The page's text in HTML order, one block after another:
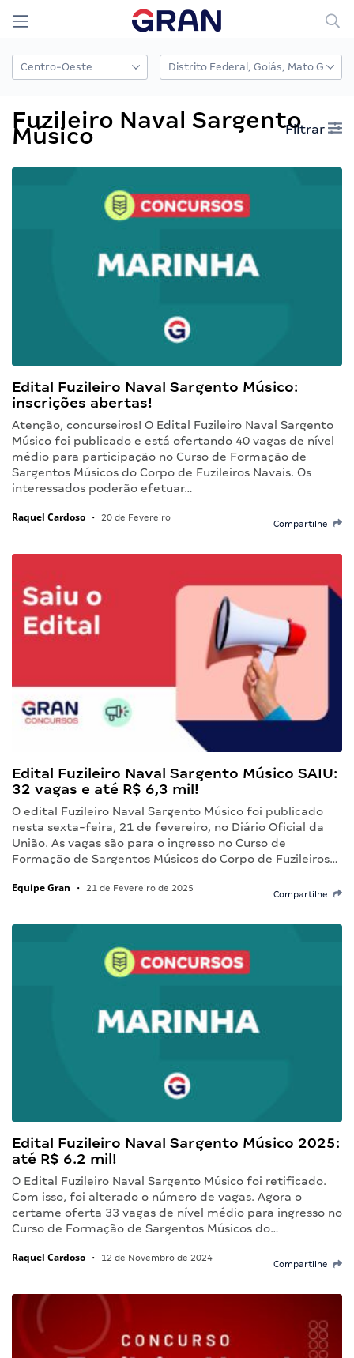
Fuzileiro Naval Sargento
Músico Filtrar
Edital Fuzileiro Naval Sargento Músico:
inscrições abertas!
Atenção, concurseiros! O Edital Fuzileiro Naval Sargento
Músico foi publicado e está ofertando 40 vagas de nível
médio para participação no Curso de Formação de
Sargentos Músicos do Corpo de Fuzileiros Navais. Os
interessados poderão efetuar…
Raquel Cardoso • 20 de Fevereiro
Compartilhe
Edital Fuzileiro Naval Sargento Músico SAIU:
32 vagas e até R$ 6,3 mil!
O edital Fuzileiro Naval Sargento Músico foi publicado
nesta sexta-feira, 21 de fevereiro, no Diário Oficial da
União. As vagas são para o ingresso no Curso de
Formação de Sargentos Músicos do Corpo de Fuzileiros…
Equipe Gran • 21 de Fevereiro de 2025
Compartilhe
Edital Fuzileiro Naval Sargento Músico 2025:
até R$ 6.2 mil!
O Edital Fuzileiro Naval Sargento Músico foi retificado.
Com isso, foi alterado o número de vagas. Agora o
certame oferta 33 vagas de nível médio para ingresso no
Curso de Formação de Sargentos Músicos do…
Raquel Cardoso • 12 de Novembro de 2024
Compartilhe